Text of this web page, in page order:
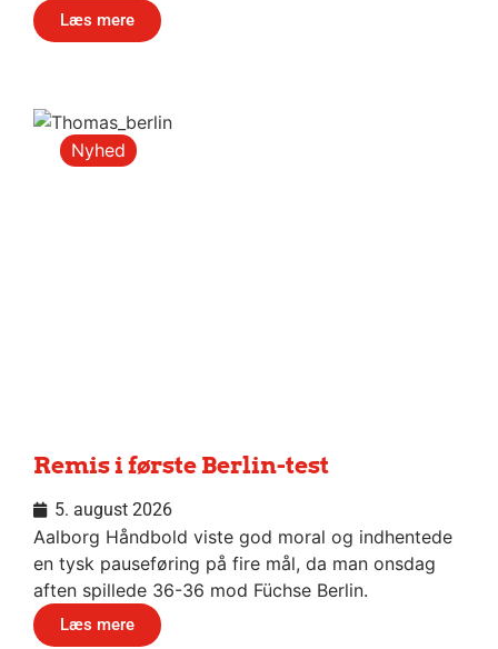
Læs mere
Nyhed
Remis i første Berlin-test
5. august 2026
Aalborg Håndbold viste god moral og indhentede
en tysk pauseføring på fire mål, da man onsdag
aften spillede 36-36 mod Füchse Berlin.
Læs mere